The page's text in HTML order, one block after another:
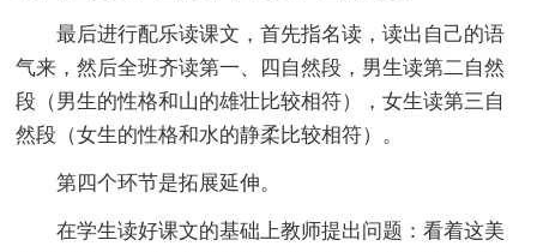
最后进行配乐读课文，首先指名读，读出自己的语
气来，然后全班齐读第一、四自然段，男生读第二自然
段（男生的性格和山的雄壮比较相符），女生读第三自
然段（女生的性格和水的静柔比较相符）。
第四个环节是拓展延伸。
在学生读好课文的基础上教师提出问题：看着这美